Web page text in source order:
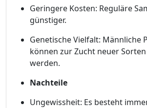
Geringere Kosten: Reguläre
günstiger.
Genetische Vielfalt: Männliche
können zur Zucht neuer
werden.
Nachteile
Ungewissheit: Es besteht